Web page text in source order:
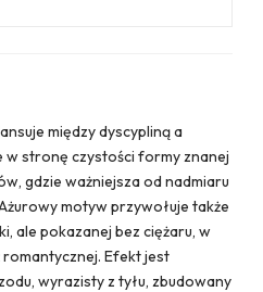
między dyscypliną a
w stronę czystości formy znanej
gdzie ważniejsza od nadmiaru
motyw przywołuje także
ale pokazanej bez ciężaru, w
Efekt jest
wyrazisty z tyłu, zbudowany